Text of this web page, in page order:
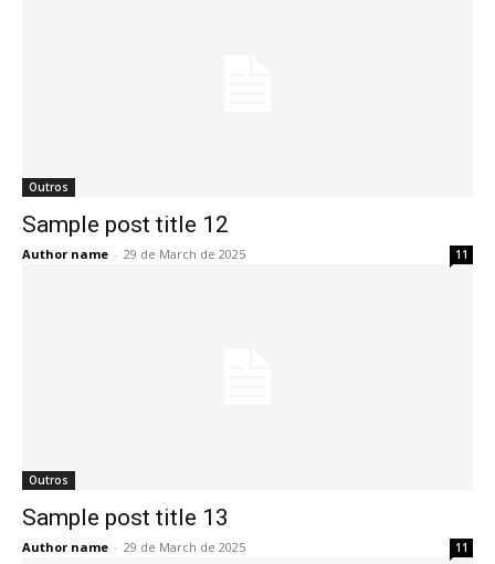
Outros
Sample post title 12
Author name - 29 de March de 2025 11
Outros
Sample post title 13
Author name - 29 de March de 2025 11